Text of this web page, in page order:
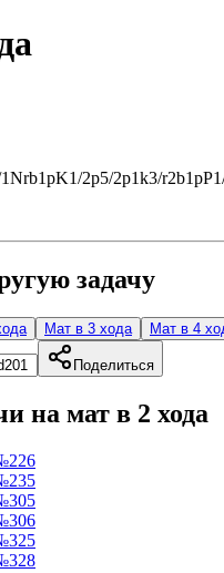
2p5/2p1k3/
задачу
Мат в 3 хода Мат в 4
Поделиться
на мат в 2 хода